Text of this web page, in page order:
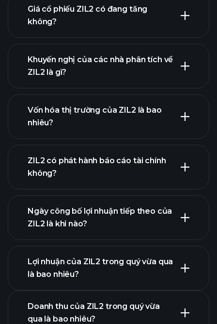
Giá cổ phiếu ZIL2 có đang tăng
không?
Khuyến nghị của các nhà phân tích về
ZIL2 là gì?
Vốn hóa thị trường của ZIL2 là bao
nhiêu?
danh
sách cổ phiếu của chúng tôi
ZIL2 có phát hành báo cáo tài chính
không?
tài chính của ZIL2
Ngày công bố lợi nhuận tiếp theo của
ZIL2 là khi nào?
Lịch công bố lợi nhuận
Lợi nhuận của ZIL2 trong quý vừa qua
là bao nhiêu?
Doanh thu của ZIL2 trong quý vừa
qua là bao nhiêu?